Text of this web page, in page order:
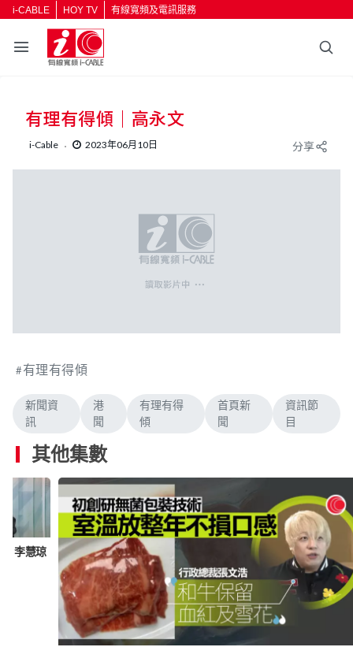
i-CABLE HOY TV 有線寬頻及電訊服務
返回
按輸入鍵開始搜尋
有理有得傾｜高永文
i-Cable 2023年06月10日 分享
有理有得傾
新聞資
訊
港
聞
有理有得
傾
首頁新
聞
資訊節
目
其他集數
李慧琼